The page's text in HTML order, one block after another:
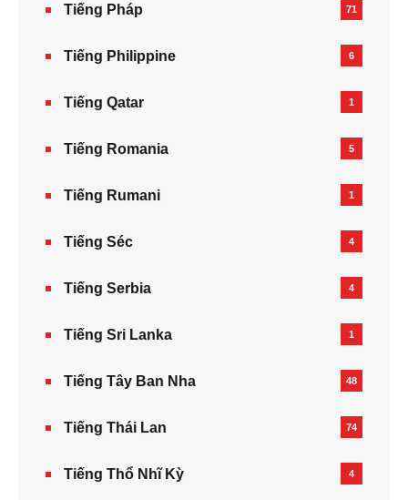
Tiếng Pháp 71
Tiếng Philippine 6
Tiếng Qatar 1
Tiếng Romania 5
Tiếng Rumani 1
Tiếng Séc 4
Tiếng Serbia 4
Tiếng Sri Lanka 1
Tiếng Tây Ban Nha 48
Tiếng Thái Lan 74
Tiếng Thổ Nhĩ Kỳ 4